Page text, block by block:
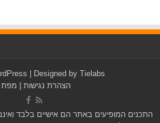
| Designed by Tielabs
הצהרת נגישות
התכנים המופיעים באתר הם אישיים בלבד